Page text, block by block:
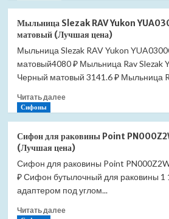
Restroom
40757001
цена)
Набор
аксессуаров
3
в
1
Grohe
City
40407001
цена)
Мыльница Slezak RAV Yukon
матовый (Лучшая цена)
Мыльница Slezak RAV Yukon
матовый4080 ₽ Мыльница Rav Slezak
Черный матовый 3141.6 ₽ Мыльница
Читать далееПрочитать
Slezak
RAV
Yukon
YUA0300CMAT
черный
(Лучшая
Сифоны
Сифон для раковины Point
(Лучшая цена)
Сифон для раковины Point
₽ Сифон бутылочный для раковины 1
адаптером под углом...
Читать далееПрочитать